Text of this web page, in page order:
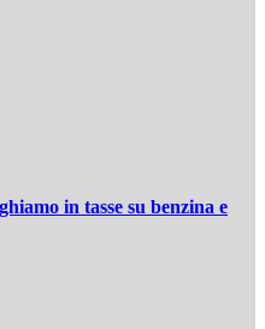
in tasse su benzina e